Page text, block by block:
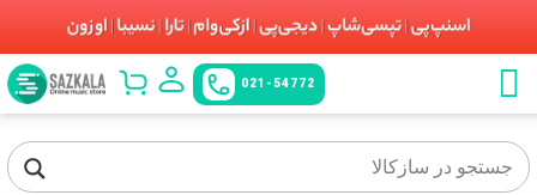
021-54772